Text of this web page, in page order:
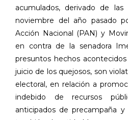
acumulados, derivado de las
noviembre del año pasado
Acción Nacional (PAN) y
en contra de la senadora
presuntos hechos
juicio de los quejosos, son
electoral, en relación a
indebido de recursos
anticipados de precampaña y